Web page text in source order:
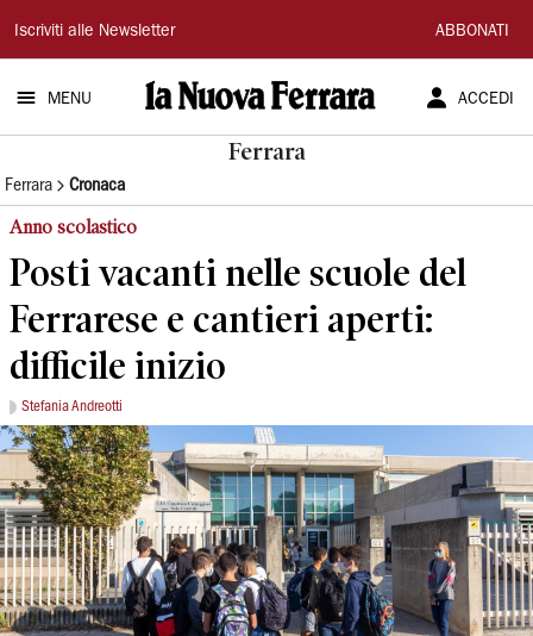
La
Nuova
Ferrara
Iscriviti alle Newsletter ABBONATI
MENU ACCEDI
Ferrara
Ferrara Cronaca
Anno scolastico
Posti vacanti nelle scuole del
Ferrarese e cantieri aperti:
difficile inizio
Stefania Andreotti